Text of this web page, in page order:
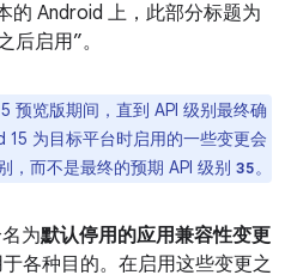
的 Android 上，此部分标题为
后启用”。
预览版期间，直到 API 级别最终确
为目标平台时启用的一些变更会
，而不是最终的预期 API 级别 35。
为默认停用的应用兼容性变更
各种目的。在启用这些变更之